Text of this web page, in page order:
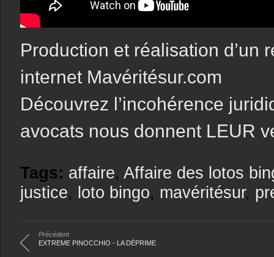
Production et réalisation d’un
internet Mavéritésur.com
Découvrez l’incohérence
avocats nous donnent LEUR
Tags: affaire, Affaire des lotos
justice, loto bingo, mavéritésur,
Précédent
EXTREME PINOCCHIO - LA DÉPRIME